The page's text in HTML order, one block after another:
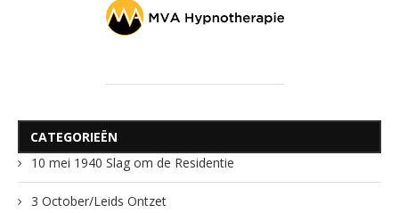
CATEGORIEËN
10 mei 1940 Slag om de Residentie
3 October/Leids Ontzet